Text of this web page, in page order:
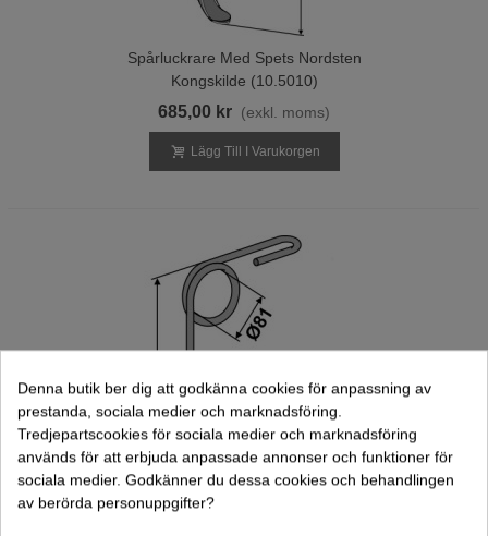
Spårluckrare Med Spets Nordsten
Kongskilde (10.5010)
685,00 kr (exkl. moms)
Lägg Till I Varukorgen
Denna butik ber dig att godkänna cookies för anpassning av
prestanda, sociala medier och marknadsföring.
Tredjepartscookies för sociala medier och marknadsföring
används för att erbjuda anpassade annonser och funktioner för
sociala medier. Godkänner du dessa cookies och behandlingen
av berörda personuppgifter?